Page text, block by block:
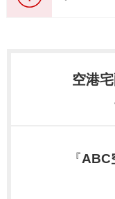
空港
『ABC